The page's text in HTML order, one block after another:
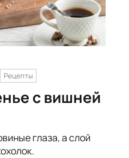
Рецепты
с вишней
глаза, а слой